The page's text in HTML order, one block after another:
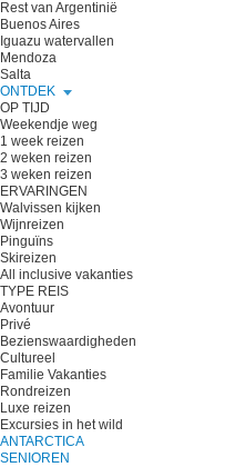
Rest van Argentinië
Buenos Aires
Iguazu watervallen
Mendoza
Salta
ONTDEK
OP TIJD
Weekendje weg
1 week reizen
2 weken reizen
3 weken reizen
ERVARINGEN
Walvissen kijken
Wijnreizen
Pinguïns
Skireizen
All inclusive vakanties
TYPE REIS
Avontuur
Privé
Bezienswaardigheden
Cultureel
Familie Vakanties
Rondreizen
Luxe reizen
Excursies in het wild
ANTARCTICA
SENIOREN